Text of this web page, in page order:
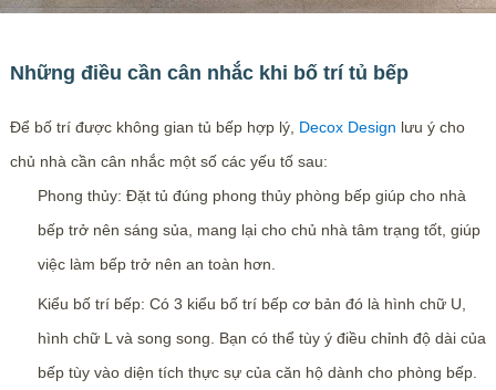
Những điều cần cân nhắc khi bố trí tủ bếp
Để bố trí được không gian tủ bếp hợp lý, Decox Design lưu ý cho
chủ nhà cần cân nhắc một số các yếu tố sau:
Phong thủy: Đặt tủ đúng phong thủy phòng bếp giúp cho nhà
bếp trở nên sáng sủa, mang lại cho chủ nhà tâm trạng tốt, giúp
việc làm bếp trở nên an toàn hơn.
Kiểu bố trí bếp: Có 3 kiểu bố trí bếp cơ bản đó là hình chữ U,
hình chữ L và song song. Bạn có thể tùy ý điều chỉnh độ dài của
bếp tùy vào diện tích thực sự của căn hộ dành cho phòng bếp.